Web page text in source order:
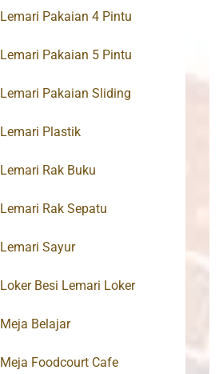
Lemari Pakaian 4 Pintu
Lemari Pakaian 5 Pintu
Lemari Pakaian Sliding
Lemari Plastik
Lemari Rak Buku
Lemari Rak Sepatu
Lemari Sayur
Loker Besi Lemari Loker
Meja Belajar
Meja Foodcourt Cafe